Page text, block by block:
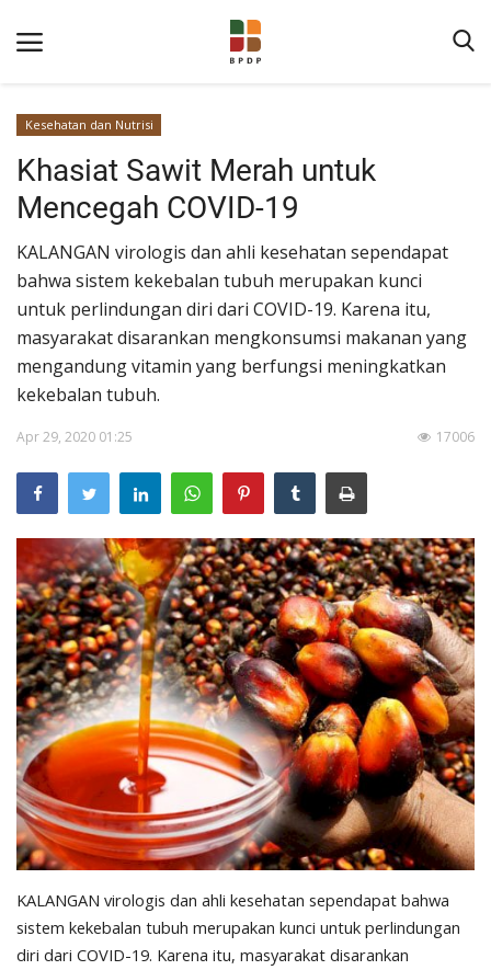
Home
Tentang BPDP
Informasi Publik
Pengumuman
Tentang Sawit
Riset
Hubungi Kami
Indonesia
Kesehatan dan Nutrisi
Khasiat Sawit Merah untuk
Mencegah COVID-19
KALANGAN virologis dan ahli kesehatan sependapat
bahwa sistem kekebalan tubuh merupakan kunci
untuk perlindungan diri dari COVID-19. Karena itu,
masyarakat disarankan mengkonsumsi makanan yang
mengandung vitamin yang berfungsi meningkatkan
kekebalan tubuh.
Apr 29, 2020 01:25 17006
KALANGAN virologis dan ahli kesehatan sependapat bahwa
sistem kekebalan tubuh merupakan kunci untuk perlindungan
diri dari COVID-19. Karena itu, masyarakat disarankan